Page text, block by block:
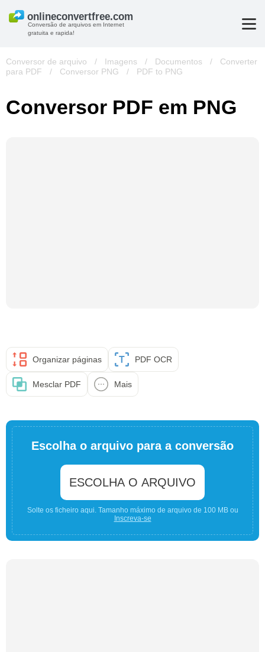
Conversão de arquivos em Internet
gratuita e rapida!
Conversor de arquivo / Imagens / Documentos /
Converter
para PDF
/ Conversor PNG / PDF to PNG
Conversor PDF em PNG
Organizar páginas PDF OCR
Mesclar PDF Mais
Escolha o arquivo para a conversão
ESCOLHA O ARQUIVO
Solte os ficheiro aqui. Tamanho máximo de arquivo de 100 MB ou
Inscreva-se